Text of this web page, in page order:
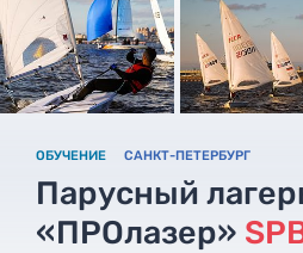
ОБУЧЕНИЕ САНКТ-ПЕТЕРБУРГ
Парусный
«ПРОлазер»